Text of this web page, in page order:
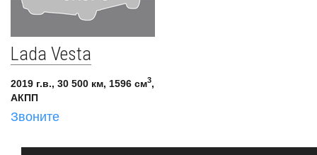
Lada Vesta
2019 г.в., 30 500 км, 1596 см3,
АКПП
Звоните